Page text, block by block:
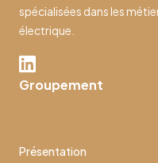
spécialisées dans les
électrique.
Groupement
Présentation